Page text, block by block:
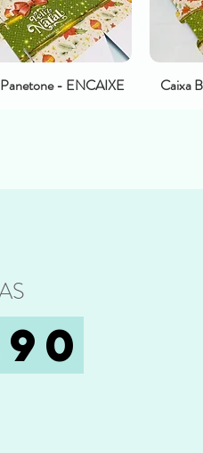
- ENCAIXE Caixa